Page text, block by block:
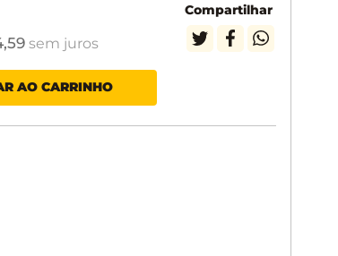
,59 sem juros
Compartilhar
AO CARRINHO